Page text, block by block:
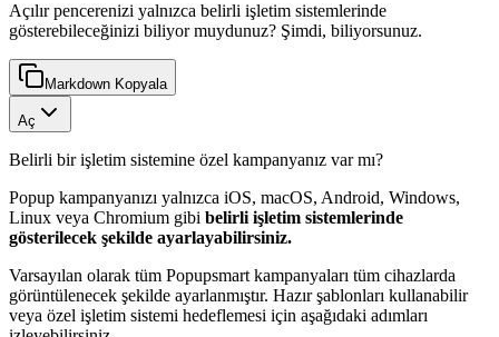
Açılır pencerenizi yalnızca belirli işletim sistemlerinde
gösterebileceğinizi biliyor muydunuz? Şimdi, biliyorsunuz.
Markdown Kopyala
Aç
Belirli bir işletim sistemine özel kampanyanız var mı?
Popup kampanyanızı yalnızca iOS, macOS, Android, Windows,
Linux veya Chromium gibi belirli işletim sistemlerinde
gösterilecek şekilde ayarlayabilirsiniz.
Varsayılan olarak tüm Popupsmart kampanyaları tüm cihazlarda
görüntülenecek şekilde ayarlanmıştır. Hazır şablonları kullanabilir
veya özel işletim sistemi hedeflemesi için aşağıdaki adımları